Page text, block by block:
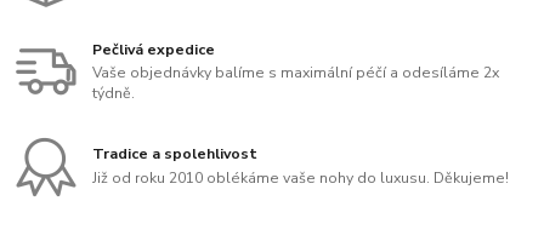
Pečlivá expedice
Vaše objednávky balíme s maximální péčí a odesíláme 2x
týdně.
Tradice a spolehlivost
Již od roku 2010 oblékáme vaše nohy do luxusu. Děkujeme!